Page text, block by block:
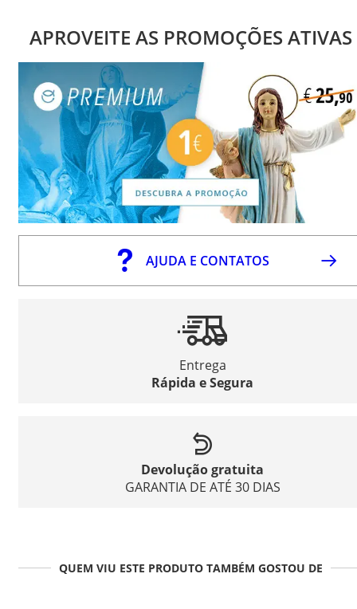
APROVEITE AS PROMOÇÕES ATIVAS
AJUDA E CONTATOS
Entrega
Rápida e Segura
Devolução gratuita
GARANTIA DE ATÉ 30 DIAS
QUEM VIU ESTE PRODUTO TAMBÉM GOSTOU DE